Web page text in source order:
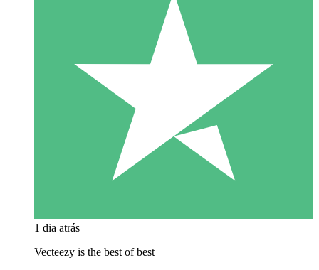
1 dia atrás
Vecteezy is the best of best